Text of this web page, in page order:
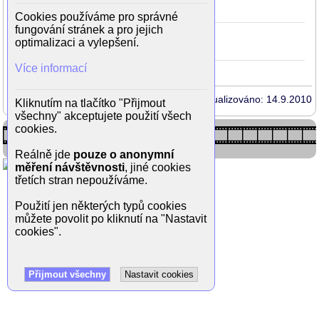
Piko2010 25 (Dan)
Ulice (seriál)2005-
2023
20
Aktualizováno: 14.9.2010
Cookies používáme pro správné
fungování stránek a pro jejich
optimalizaci a vylepšení.
Více informací
Kliknutím na tlačítko "Přijmout
všechny" akceptujete použití všech
cookies.
Reálně jde pouze o anonymní
měření návštěvnosti, jiné cookies
třetích stran nepoužíváme.
Použití jen některých typů cookies
můžete povolit po kliknutí na "Nastavit
cookies".
Přijmout všechny Nastavit cookies